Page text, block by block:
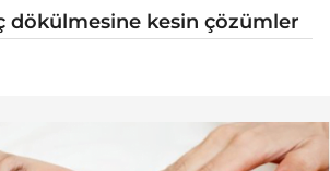
dökülmesine kesin çözümler